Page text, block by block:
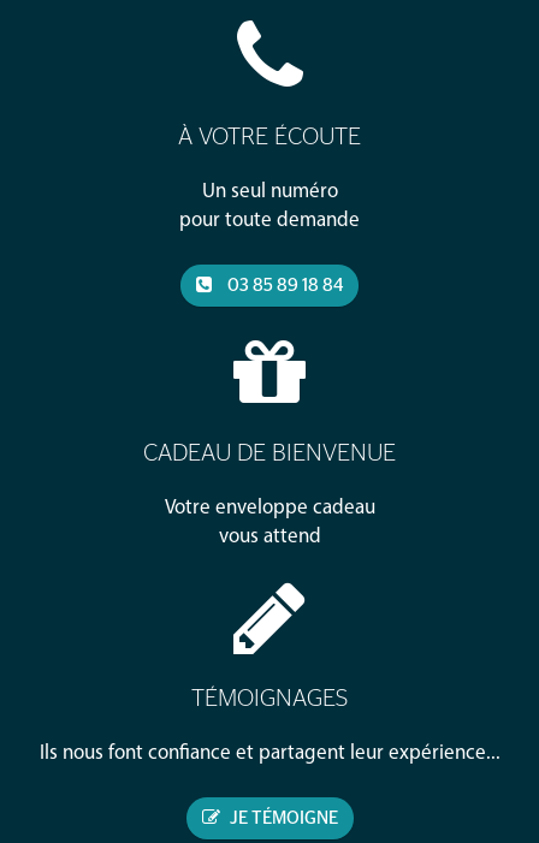
À VOTRE ÉCOUTE
Un seul numéro
pour toute demande
03 85 89 18 84
CADEAU DE BIENVENUE
Votre enveloppe cadeau
vous attend
TÉMOIGNAGES
Ils nous font confiance et partagent leur expérience...
JE TÉMOIGNE